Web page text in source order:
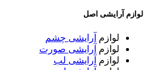
لوازم آرایشی اصل
لوازم آرایشی چشم
لوازم آرایشی صورت
لوازم آرایشی لب